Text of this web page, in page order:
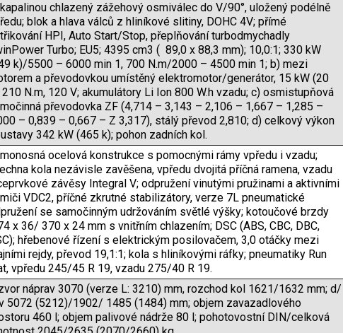
chlazený zážehový osmiválec do V/90°, uložený podélně
blok a hlava válců z hliníkové slitiny, DOHC 4V; přímé
HPI, Auto Start/Stop, přeplňování turbodmychadly
Turbo; EU5; 4395 cm3 ( 89,0 x 88,3 mm); 10,0:1; 330 kW
k)/5500 – 6000 min 1, 700 N.m/2000 – 4500 min 1; b) mezi
a převodovkou umístěný elektromotor/generátor, 15 kW (20
210 N.m, 120 V; akumulátory Li Ion 800 W.h vzadu; c) osmistupňová
převodovka ZF (4,714 – 3,143 – 2,106 – 1,667 – 1,285 –
– 0,839 – 0,667 – Z 3,317), stálý převod 2,810; d) celkový výkon
342 kW (465 k); pohon zadních kol.
ocelová konstrukce s pomocnými rámy vpředu i vzadu;
kola nezávisle zavěšena, vpředu dvojitá příčná ramena, vzadu
závěsy Integral V; odpružení vinutými pružinami a aktivními
VDC2, příčné zkrutné stabilizátory, verze 7L pneumatické
se samočinným udržováním světlé výšky; kotoučové brzdy
x 36/ 370 x 24 mm s vnitřním chlazením; DSC (ABS, CBC, DBC,
hřebenové řízení s elektrickým posilovačem, 3,0 otáčky mezi
rejdy, převod 19,1:1; kola s hliníkovými ráfky; pneumatiky Run
vpředu 245/45 R 19, vzadu 275/40 R 19.
náprav 3070 (verze L: 3210) mm, rozchod kol 1621/1632 mm; d/
5072 (5212)/1902/ 1485 (1484) mm; objem zavazadlového
460 l; objem palivové nádrže 80 l; pohotovostní DIN/celková